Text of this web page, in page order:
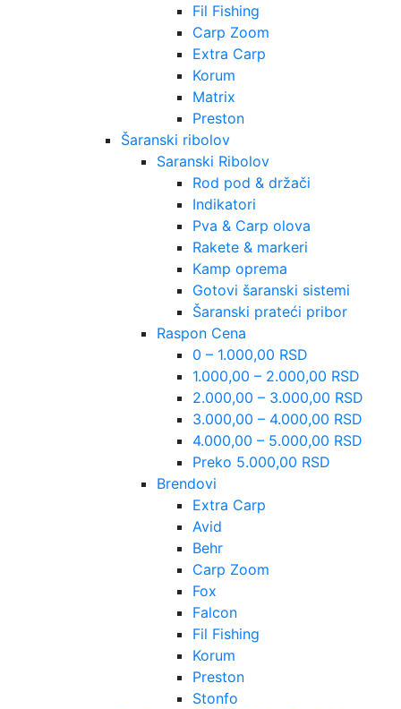
Fil Fishing
Carp Zoom
Extra Carp
Korum
Matrix
Preston
Šaranski ribolov
Saranski Ribolov
Rod pod & držači
Indikatori
Pva & Carp olova
Rakete & markeri
Kamp oprema
Gotovi šaranski sistemi
Šaranski prateći pribor
Raspon Cena
0 – 1.000,00 RSD
1.000,00 – 2.000,00 RSD
2.000,00 – 3.000,00 RSD
3.000,00 – 4.000,00 RSD
4.000,00 – 5.000,00 RSD
Preko 5.000,00 RSD
Brendovi
Extra Carp
Avid
Behr
Carp Zoom
Fox
Falcon
Fil Fishing
Korum
Preston
Stonfo